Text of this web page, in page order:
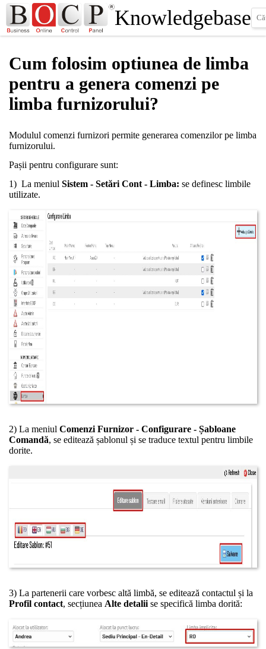
Knowledgebase
Cum folosim optiunea de limba
pentru a genera comenzi pe
limba furnizorului?
Modulul comenzi furnizori permite generarea comenzilor pe limba
furnizorului.
Pașii pentru configurare sunt:
1) La meniul Sistem - Setări Cont - Limba: se definesc limbile
utilizate.
2) La meniul Comenzi Furnizor - Configurare - Șabloane
Comandă, se editează șablonul și se traduce textul pentru limbile
dorite.
3) La partenerii care vorbesc altă limbă, se editează contactul și la
Profil contact, secțiunea Alte detalii se specifică limba dorită: